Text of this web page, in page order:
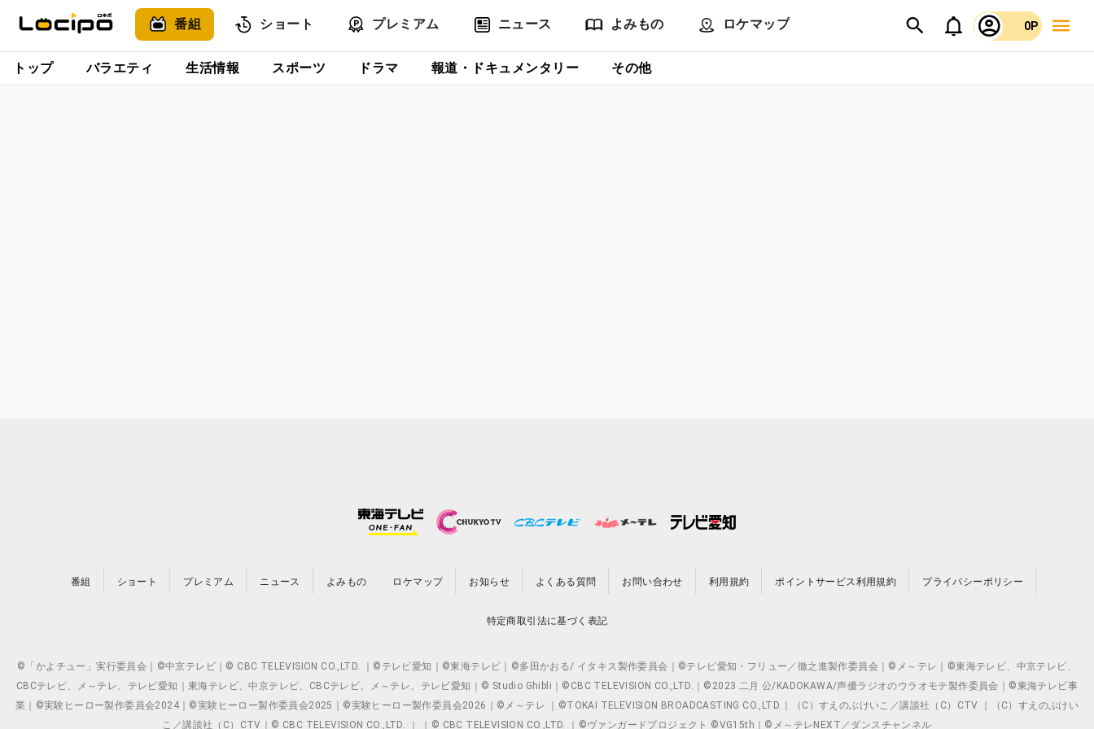
番組 ショート プレミアム ニュース よみもの ロケマップ 0P
トップ バラエティ 生活情報 スポーツ ドラマ 報道・ドキュメンタリー その他
番組 ショート プレミアム ニュース よみもの ロケマップ お知らせ よくある質問 お問い合わせ 利用規約 ポイントサービス利用規約 プライバシーポリシー
特定商取引法に基づく表記
©「かよチュー」実行委員会｜©中京テレビ｜© CBC TELEVISION CO.,LTD. ｜©テレビ愛知｜©東海テレビ｜©多田かおる/ イタキス製作委員会｜©テレビ愛知・フリュー／徹之進製作委員会｜©メ～テレ｜©東海テレビ、中京テレビ、
CBCテレビ、メ～テレ、テレビ愛知｜東海テレビ、中京テレビ、CBCテレビ、メ～テレ、テレビ愛知｜© Studio Ghibli｜©CBC TELEVISION CO.,LTD.｜©2023 二月 公/KADOKAWA/声優ラジオのウラオモテ製作委員会｜©東海テレビ事
業｜©実験ヒーロー製作委員会2024｜©実験ヒーロー製作委員会2025｜©実験ヒーロー製作委員会2026｜©メ～テレ ｜©TOKAI TELEVISION BROADCASTING CO.,LTD.｜（C）すえのぶけいこ／講談社（C）CTV ｜（C）すえのぶけい
こ／講談社（C）CTV｜© CBC TELEVISION CO.,LTD. ｜ ｜© CBC TELEVISION CO.,LTD. ｜©ヴァンガードプロジェクト ©VG15th｜©メ～テレNEXT／ダンスチャンネル